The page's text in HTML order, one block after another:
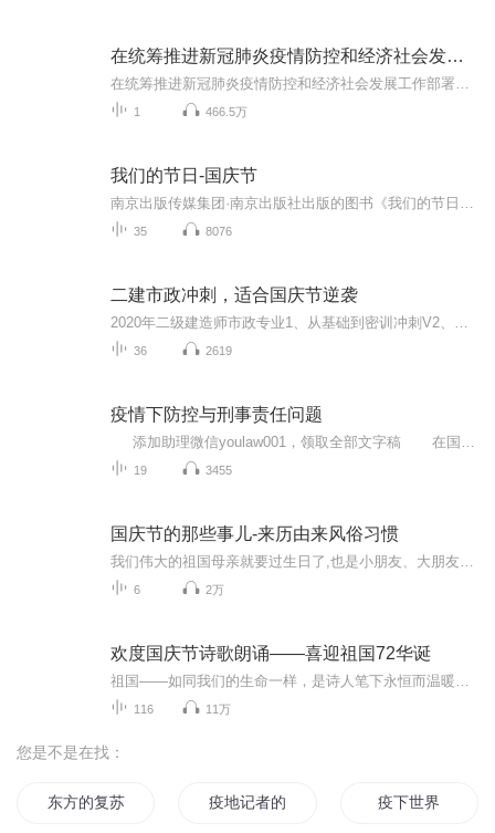
在统筹推进新冠肺炎疫情防控和经济社会发展工作部署会议上的讲话
1 466.5万
我们的节日-国庆节
35 8076
二建市政冲刺，适合国庆节逆袭
36 2619
疫情下防控与刑事责任问题
19 3455
国庆节的那些事儿-来历由来风俗习惯
6 2万
欢度国庆节诗歌朗诵——喜迎祖国72华诞
116 11万
您是不是在找：
东方的复苏 疫地记者的77天 疫下世界